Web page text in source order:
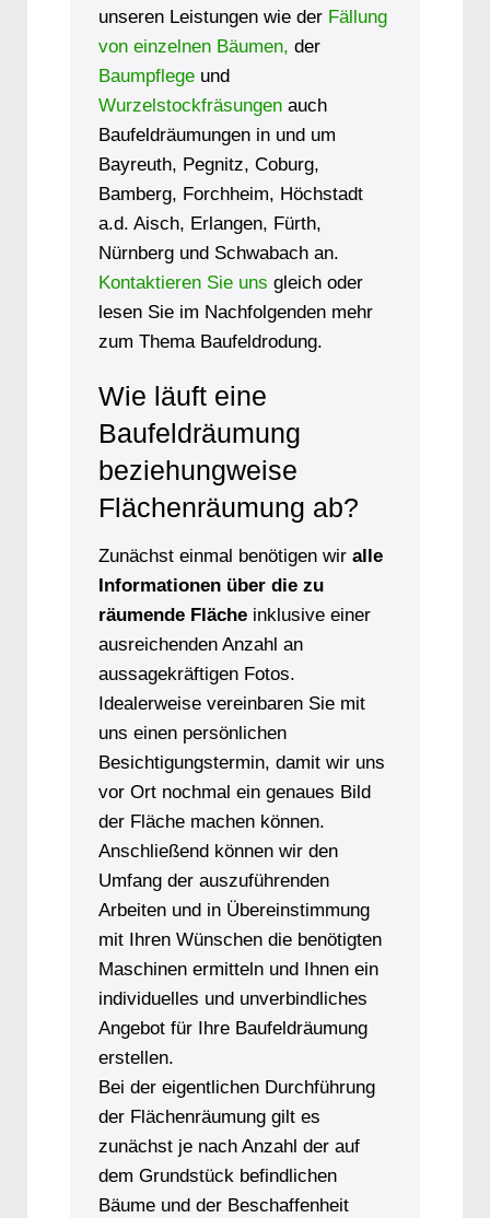
unseren Leistungen wie der Fällung
von einzelnen Bäumen, der
Baumpflegeund
Wurzelstockfräsungenauch
Baufeldräumungen in und um
Bayreuth, Pegnitz, Coburg,
Bamberg, Forchheim, Höchstadt
a.d. Aisch, Erlangen, Fürth,
Nürnberg und Schwabach an.
Kontaktieren Sie uns gleich oder
lesen Sie im Nachfolgenden mehr
zum Thema Baufeldrodung.
Wie läuft eine
Baufeldräumung
beziehungweise
Flächenräumung ab?
Zunächst einmal benötigen wir alle
Informationen über die zu
räumende Flächeinklusive einer
ausreichenden Anzahl an
aussagekräftigen Fotos.
Idealerweise vereinbaren Sie mit
uns einen persönlichen
Besichtigungstermin, damit wir uns
vor Ort nochmal ein genaues Bild
der Fläche machen können.
Anschließend können wir den
Umfang der auszuführenden
Arbeiten und in Übereinstimmung
mit Ihren Wünschen die benötigten
Maschinen ermitteln und Ihnen ein
individuelles und unverbindliches
Angebot für Ihre Baufeldräumung
erstellen.
Bei der eigentlichen Durchführung
der Flächenräumung gilt es
zunächst je nach Anzahl der auf
dem Grundstück befindlichen
Bäume und der Beschaffenheit